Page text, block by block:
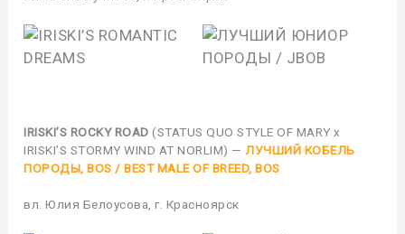
IRISKI’S ROCKY ROAD (STATUS QUO STYLE OF MARY x
IRISKI’S STORMY WIND AT NORLIM) —ЛУЧШИЙ КОБЕЛЬ
ПОРОДЫ, BOS / BEST MALE OF BREED, BOS
вл. Юлия Белоусова, г. Красноярск